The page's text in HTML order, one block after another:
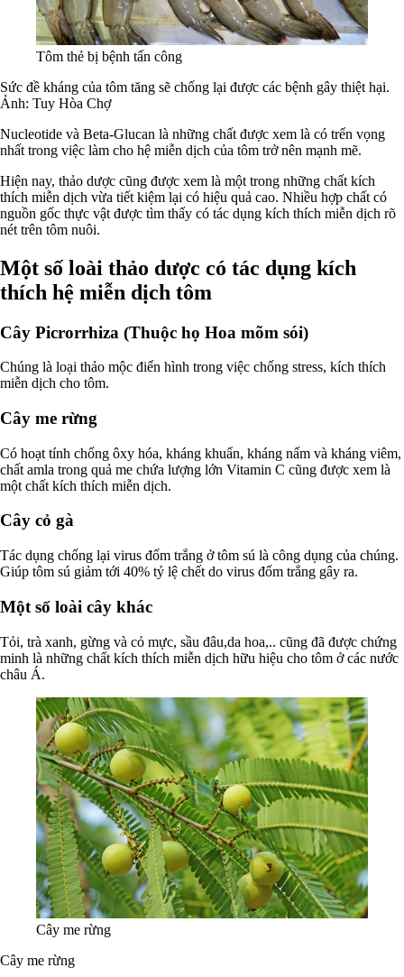
Tôm thẻ bị bệnh tấn công
Sức đề kháng của tôm tăng sẽ chống lại được các bệnh gây thiệt hại.
Ảnh: Tuy Hòa Chợ
Nucleotide và Beta-Glucan là những chất được xem là có trển vọng
nhất trong việc làm cho hệ miễn dịch của tôm trở nên mạnh mẽ.
Hiện nay, thảo dược cũng được xem là một trong những chất kích
thích miễn dịch vừa tiết kiệm lại có hiệu quả cao. Nhiều hợp chất có
nguồn gốc thực vật được tìm thấy có tác dụng kích thích miễn dịch rõ
nét trên tôm nuôi.
Một số loài thảo dược có tác dụng kích
thích hệ miễn dịch tôm
Cây Picrorrhiza (Thuộc họ Hoa mõm sói)
Chúng là loại thảo mộc điển hình trong việc chống stress, kích thích
miễn dịch cho tôm.
Cây me rừng
Có hoạt tính chống ôxy hóa, kháng khuẩn, kháng nấm và kháng viêm,
chất amla trong quả me chứa lượng lớn Vitamin C cũng được xem là
một chất kích thích miễn dịch.
Cây cỏ gà
Tác dụng chống lại virus đốm trắng ở tôm sú là công dụng của chúng.
Giúp tôm sú giảm tới 40% tỷ lệ chết do virus đốm trắng gây ra.
Một số loài cây khác
Tỏi, trà xanh, gừng và cỏ mực, sầu đâu,da hoa,.. cũng đã được chứng
minh là những chất kích thích miễn dịch hữu hiệu cho tôm ở các nước
châu Á.
Cây me rừng
Cây me rừng